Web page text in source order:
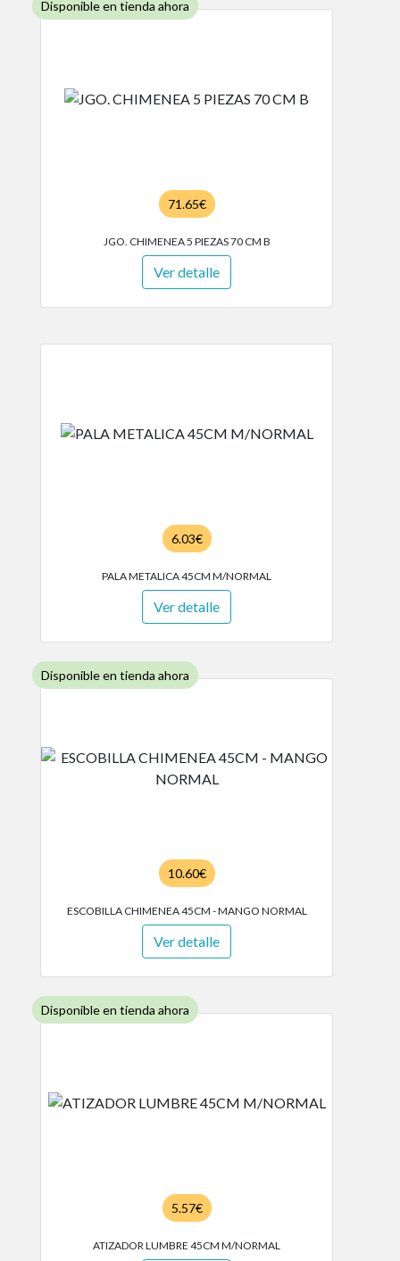
Disponible en tienda ahora
71.65€
JGO. CHIMENEA 5 PIEZAS 70 CM B
Ver detalle
6.03€
PALA METALICA 45CM M/NORMAL
Ver detalle
Disponible en tienda ahora
10.60€
ESCOBILLA CHIMENEA 45CM - MANGO NORMAL
Ver detalle
Disponible en tienda ahora
5.57€
ATIZADOR LUMBRE 45CM M/NORMAL